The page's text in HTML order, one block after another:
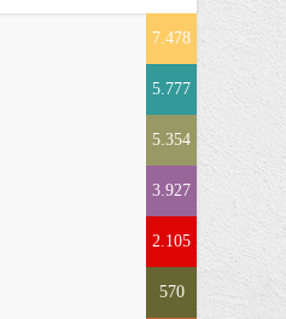
7.478
5.777
5.354
3.927
2.105
570